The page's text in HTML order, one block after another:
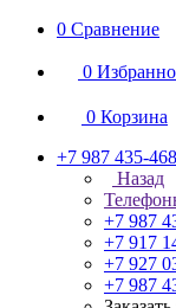
0 Сравнение
0
0 Корзина
+7 987 435-
Назад
+7 987
+7 917
+7 927
+7 987